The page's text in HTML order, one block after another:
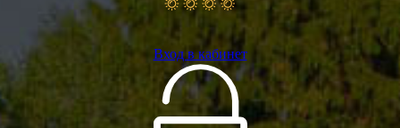
Вход в кабинет